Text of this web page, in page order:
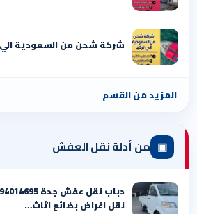
شركة شحن من السعودية الي
المزيد من القسم
▣ من أدلة نقل العفش
نقل اغراض بضائع اثاث…